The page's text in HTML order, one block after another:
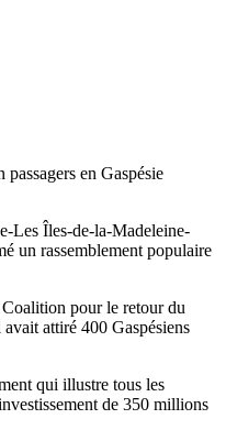
en Gaspésie
Les Îles-de-la-Madeleine-
un rassemblement populaire
pour le retour du
attiré 400 Gaspésiens
qui illustre tous les
de 350 millions